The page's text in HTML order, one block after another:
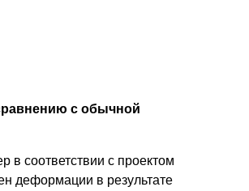
с обычной
в соответствии с проектом
деформации в результате